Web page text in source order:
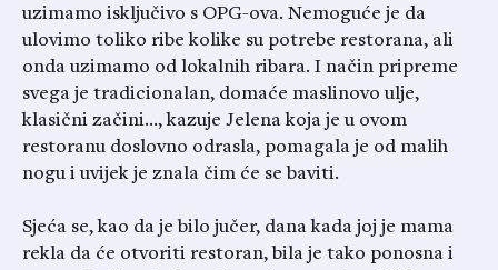
uzimamo isključivo s OPG-ova. Nemoguće je da
ulovimo toliko ribe kolike su potrebe restorana, ali
onda uzimamo od lokalnih ribara. I način pripreme
svega je tradicionalan, domaće maslinovo ulje,
klasični začini…, kazuje Jelena koja je u ovom
restoranu doslovno odrasla, pomagala je od malih
nogu i uvijek je znala čim će se baviti.
Sjeća se, kao da je bilo jučer, dana kada joj je mama
rekla da će otvoriti restoran, bila je tako ponosna i